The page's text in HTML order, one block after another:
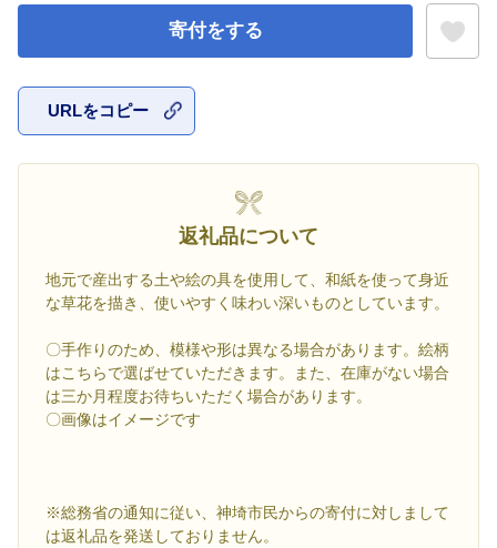
寄付をする
URLをコピー
返礼品について
地元で産出する土や絵の具を使用して、和紙を使って身近
な草花を描き、使いやすく味わい深いものとしています。
〇手作りのため、模様や形は異なる場合があります。絵柄
はこちらで選ばせていただきます。また、在庫がない場合
は三か月程度お待ちいただく場合があります。
〇画像はイメージです
※総務省の通知に従い、神埼市民からの寄付に対しまして
は返礼品を発送しておりません。